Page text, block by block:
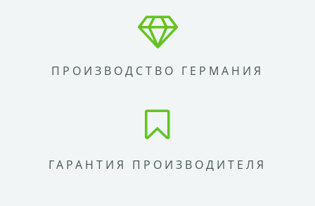
ПРОИЗВОДСТВО ГЕРМАНИЯ
ГАРАНТИЯ ПРОИЗВОДИТЕЛЯ